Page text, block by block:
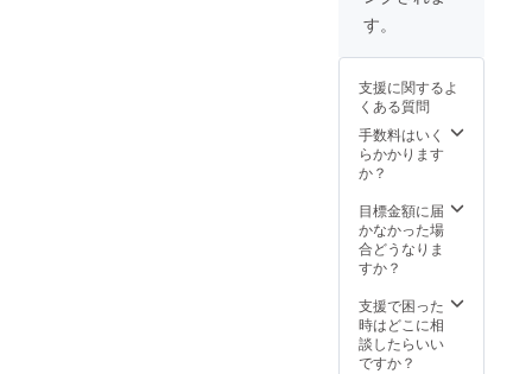
す。 ➁
をお選
びの方
は2023
年6月1
日に届
き券を
お送り
いたし
年6月1
日～
2023年
11月30
日 備考
か②の
どちら
かを記
入して
い。２
回分の
方もど
ちらか
す。
支援に関するよ
くある質問
手数料はいく
らかかります
か？
目標金額に届
かなかった場
合どうなりま
すか？
支援で困った
時はどこに相
談したらいい
ですか？